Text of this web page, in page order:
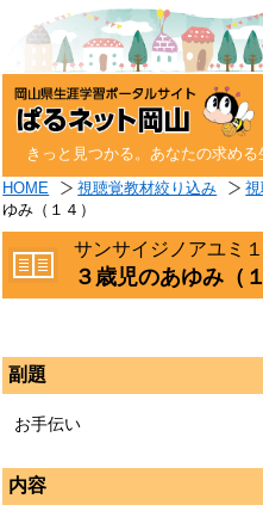
きっと見つかる。あなたの求める
HOME 視聴覚教材絞り込み
ゆみ（１４）
サンサイジノアユミ
３歳児のあゆみ（１
副題
お手伝い
内容